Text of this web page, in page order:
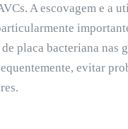
A escovagem e a
placa bacteriana nas
evitar